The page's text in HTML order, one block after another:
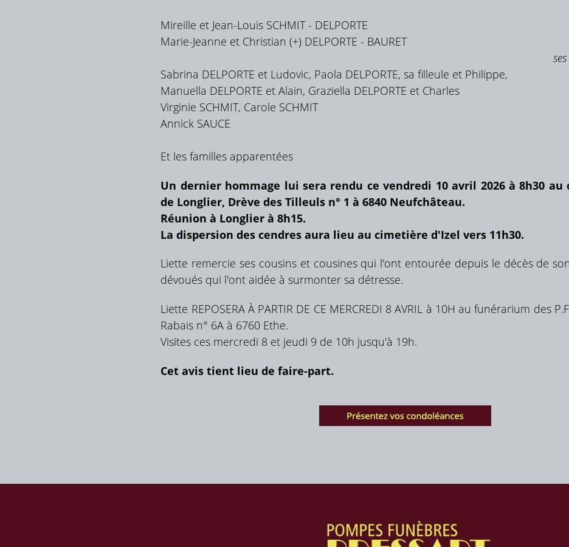
Mireille et Jean-Louis SCHMIT - DELPORTE
Marie-Jeanne et Christian (+) DELPORTE - BAURET
Sabrina DELPORTE et Ludovic, Paola DELPORTE, sa filleule et Philippe,
Manuella DELPORTE et Alain, Graziella DELPORTE et Charles
Virginie SCHMIT, Carole SCHMIT
Annick SAUCE
Et les familles apparentées
Un dernier hommage lui sera rendu ce vendredi 10 avril 2026 à 8h30
de Longlier, Drève des Tilleuls n° 1 à 6840 Neufchâteau.
Réunion à Longlier à 8h15.
La dispersion des cendres aura lieu au cimetière d'Izel vers 11h30.
Liette remercie ses cousins et cousines qui l'ont entourée depuis le décès de
dévoués qui l'ont aidée à surmonter sa détresse.
Liette REPOSERA À PARTIR DE CE MERCREDI 8 AVRIL à 10H au funérarium des
Rabais n° 6A à 6760 Ethe.
Visites ces mercredi 8 et jeudi 9 de 10h jusqu'à 19h.
Cet avis tient lieu de faire-part.